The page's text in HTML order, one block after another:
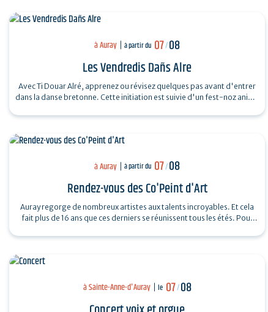
à Auray à partir du 07/08
Les Vendredis Dañs Alre
Avec Ti Douar Alré, apprenez ou révisez quelques pas avant d'entrer
dans la danse bretonne. Cette initiation est suivie d'un fest-noz animé
à Auray à partir du 07/08
Rendez-vous des Co'Peint d'Art
Auray regorge de nombreux artistes aux talents incroyables. Et cela
fait plus de 16 ans que ces derniers se réunissent tous les étés. Pour
à Sainte-Anne-d'Auray le 07/ 08